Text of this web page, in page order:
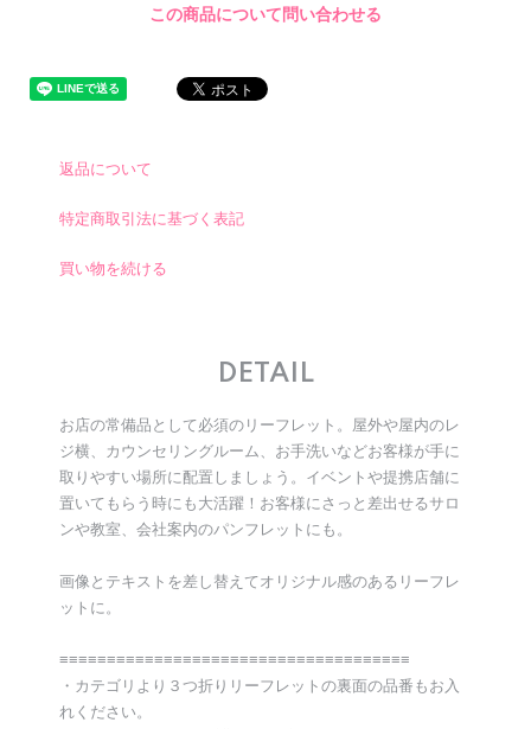
この商品について問い合わせる
返品について
特定商取引法に基づく表記
買い物を続ける
DETAIL
お店の常備品として必須のリーフレット。屋外や屋内のレ
ジ横、カウンセリングルーム、お手洗いなどお客様が手に
取りやすい場所に配置しましょう。イベントや提携店舗に
置いてもらう時にも大活躍！お客様にさっと差出せるサロ
ンや教室、会社案内のパンフレットにも。
画像とテキストを差し替えてオリジナル感のあるリーフレ
ットに。
≡≡≡≡≡≡≡≡≡≡≡≡≡≡≡≡≡≡≡≡≡≡≡≡≡≡≡≡≡≡≡≡≡≡≡≡≡
・カテゴリより３つ折りリーフレットの裏面の品番もお入
れください。